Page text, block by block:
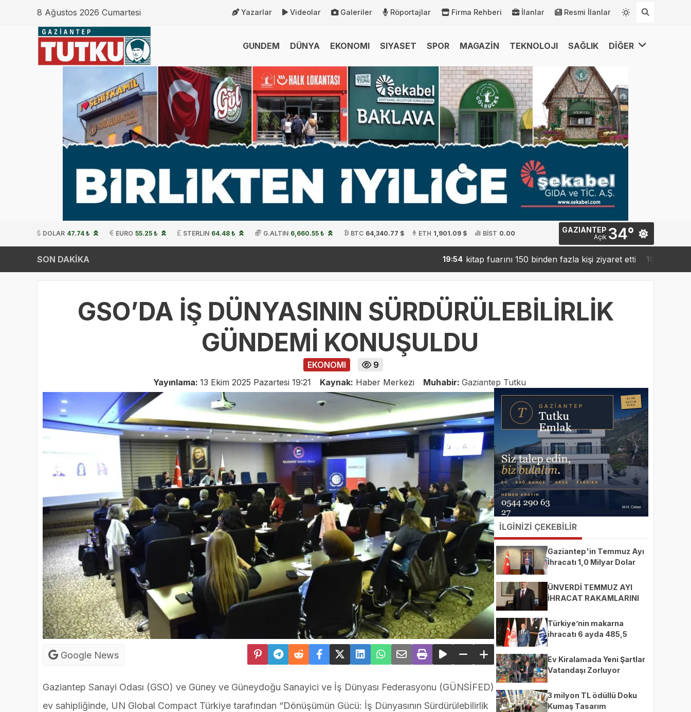
8 Ağustos 2026 Cumartesi Yazarlar Videolar Galeriler Röportajlar Firma Rehberi İlanlar Resmi İlanlar
GUNDEM DÜNYA EKONOMI SIYASET SPOR MAGAZİN TEKNOLOJI SAĞLIK DİĞER
DOLAR 47.74 ₺ EURO 55.25 ₺ STERLIN 64.48 ₺ G.ALTIN 6,660.55 ₺ BTC 64,340.77 $ ETH 1,901.09 $ BİST 0.00 GAZIANTEP
Açık 34°
SON DAKİKA kitap fuarını 150 binden fazla kişi ziyaret etti 19:42 Sanko’dan
GSO’DA İŞ DÜNYASININ SÜRDÜRÜLEBİLİRLİK
GÜNDEMİ KONUŞULDU
EKONOMI
9
Yayınlama: 13 Ekim 2025 Pazartesi 19:21 Kaynak: Haber Merkezi Muhabir: Gaziantep Tutku
Google News
Gaziantep Sanayi Odası (GSO) ve Güney ve Güneydoğu Sanayici ve İş Dünyası Federasyonu (GÜNSİFED)
ev sahipliğinde, UN Global Compact Türkiye tarafından “Dönüşümün Gücü: İş Dünyasının Sürdürülebilirlik
İLGİNİZİ ÇEKEBİLİR
Gaziantep'in Temmuz Ayı
İhracatı 1,0 Milyar Dolar
ÜNVERDİ TEMMUZ AYI
İHRACAT RAKAMLARINI
Türkiye’nin makarna
ihracatı 6 ayda 485,5
Ev Kiralamada Yeni Şartlar
Vatandaşı Zorluyor
3 milyon TL ödüllü Doku
Kumaş Tasarım